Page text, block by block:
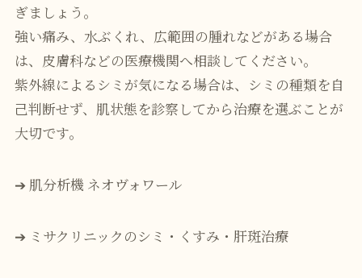
ぎましょう。
強い痛み、水ぶくれ、広範囲の腫れなどがある場合
は、皮膚科などの医療機関へ相談してください。
紫外線によるシミが気になる場合は、シミの種類を自
己判断せず、肌状態を診察してから治療を選ぶことが
大切です。
➔ 肌分析機 ネオヴォワール
➔ ミサクリニックのシミ・くすみ・肝斑治療